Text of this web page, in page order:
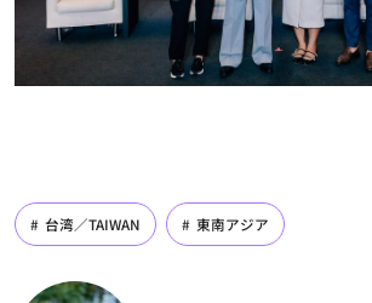
台湾／TAIWAN 東南アジア